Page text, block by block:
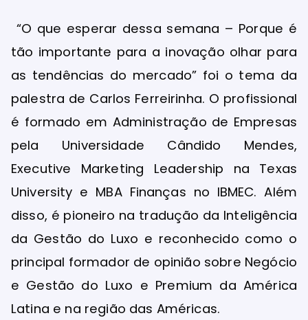
“O que esperar dessa semana – Porque é
tão importante para a inovação olhar para
as tendências do mercado” foi o tema da
palestra de Carlos Ferreirinha. O profissional
é formado em Administração de Empresas
pela Universidade Cândido Mendes,
Executive Marketing Leadership na Texas
University e MBA Finanças no IBMEC. Além
disso, é pioneiro na tradução da Inteligência
da Gestão do Luxo e reconhecido como o
principal formador de opinião sobre Negócio
e Gestão do Luxo e Premium da América
Latina e na região das Américas.